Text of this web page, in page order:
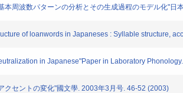
本周波数パターンの分析とその生成過程のモデル化"
of loanwords in Japaneses : Syllable structure,
in Japanese"Paper in Laboratory
クセントの変化"國文學. 2003年3月号. 46-52 (2003)